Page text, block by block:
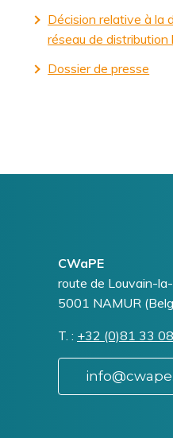
Décision relative à la
réseau de
Dossier de presse
CWaPE
Addresse
route de Louvain-
5001 NAMUR
T. Téléphone
+32 (0)81 33